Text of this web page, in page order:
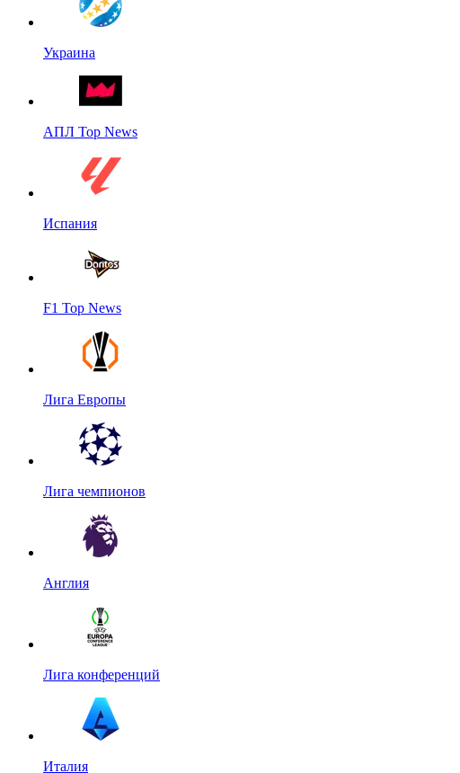
Украина
АПЛ Top News
Испания
F1 Top News
Лига Европы
Лига чемпионов
Англия
Лига конференций
Италия